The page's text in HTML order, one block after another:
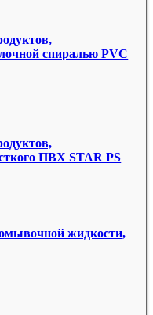
спиралью PVC
ПВХ STAR PS
жидкости,